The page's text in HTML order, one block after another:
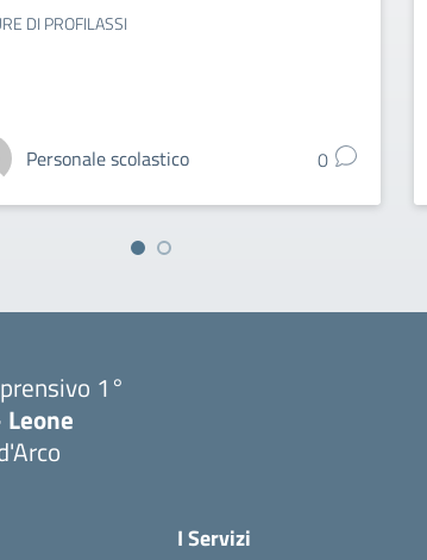
DI PROFILASSI
Personale scolastico 0
1°
I Servizi